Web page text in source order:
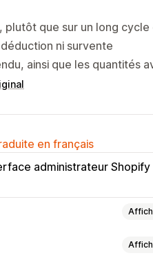
que sur un long cycle
ni survente
ainsi que les quantités
en français
administrateur Shopify